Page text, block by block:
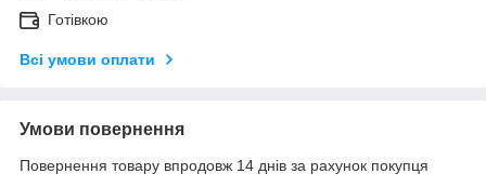
Готівкою
Всі умови оплати
Умови повернення
Повернення товару впродовж 14 днів за рахунок покупця